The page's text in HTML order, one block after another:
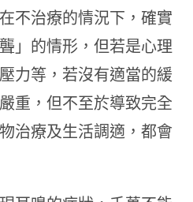
不治療的情況下，確實
」的情形，但若是心理
力等，若沒有適當的緩
重，但不至於導致完全
治療及生活調適，都會